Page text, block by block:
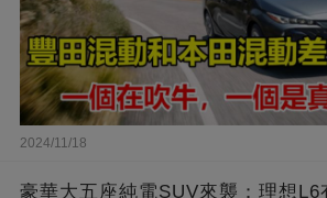
2024/11/18
豪華大五座純電SUV來襲：理想L6